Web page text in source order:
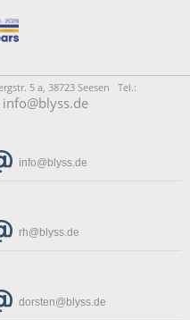
5 a, 38723 Seesen Tel.:
info@blyss.de
info@blyss.de
rh@blyss.de
dorsten@blyss.de